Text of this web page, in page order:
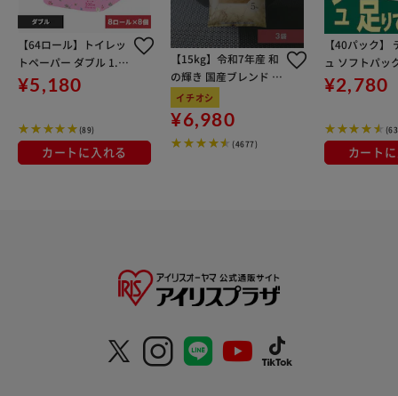
【64ロール】トイレッ
トペーパー ダブル 1.5
倍巻 フラワープリント
クリネックス
¥5,180
(89)
カートに入れる
【15kg】令和7年産 和
の輝き 国産ブレンド 5
kg×3袋
イチオシ
¥6,980
(4677)
【40パック】
ュ ソフトパッ
(150組) 5パッ
¥2,780
カート